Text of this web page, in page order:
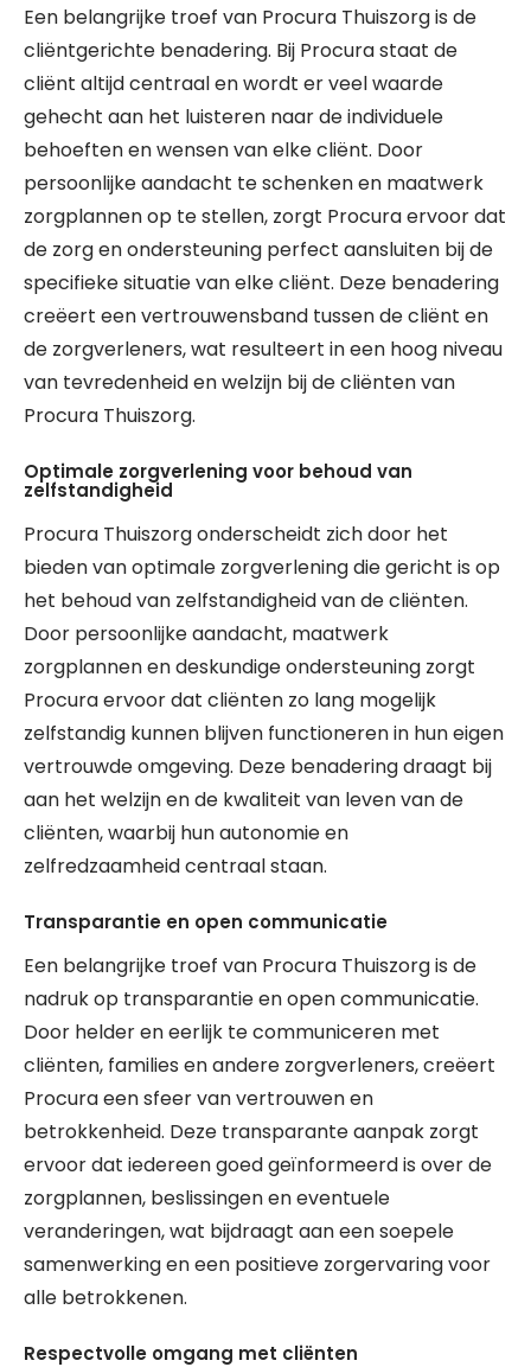
Een belangrijke troef van Procura Thuiszorg is de
cliëntgerichte benadering. Bij Procura staat de
cliënt altijd centraal en wordt er veel waarde
gehecht aan het luisteren naar de individuele
behoeften en wensen van elke cliënt. Door
persoonlijke aandacht te schenken en maatwerk
zorgplannen op te stellen, zorgt Procura ervoor dat
de zorg en ondersteuning perfect aansluiten bij de
specifieke situatie van elke cliënt. Deze benadering
creëert een vertrouwensband tussen de cliënt en
de zorgverleners, wat resulteert in een hoog niveau
van tevredenheid en welzijn bij de cliënten van
Procura Thuiszorg.
Optimale zorgverlening voor behoud van
zelfstandigheid
Procura Thuiszorg onderscheidt zich door het
bieden van optimale zorgverlening die gericht is op
het behoud van zelfstandigheid van de cliënten.
Door persoonlijke aandacht, maatwerk
zorgplannen en deskundige ondersteuning zorgt
Procura ervoor dat cliënten zo lang mogelijk
zelfstandig kunnen blijven functioneren in hun eigen
vertrouwde omgeving. Deze benadering draagt bij
aan het welzijn en de kwaliteit van leven van de
cliënten, waarbij hun autonomie en
zelfredzaamheid centraal staan.
Transparantie en open communicatie
Een belangrijke troef van Procura Thuiszorg is de
nadruk op transparantie en open communicatie.
Door helder en eerlijk te communiceren met
cliënten, families en andere zorgverleners, creëert
Procura een sfeer van vertrouwen en
betrokkenheid. Deze transparante aanpak zorgt
ervoor dat iedereen goed geïnformeerd is over de
zorgplannen, beslissingen en eventuele
veranderingen, wat bijdraagt aan een soepele
samenwerking en een positieve zorgervaring voor
alle betrokkenen.
Respectvolle omgang met cliënten